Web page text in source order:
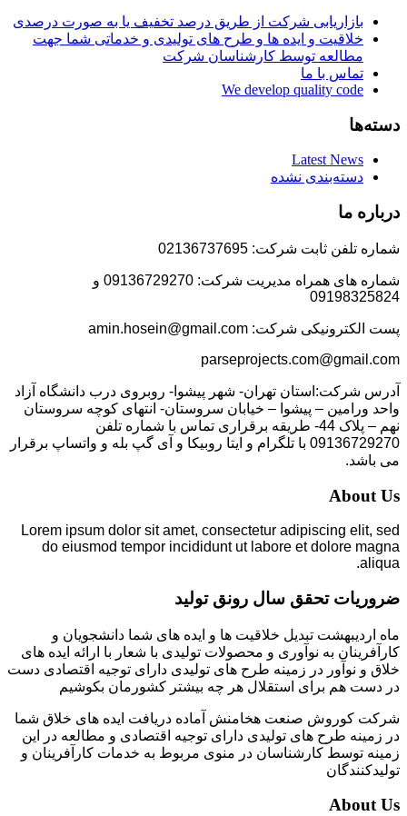
بازاریابی شرکت از طریق درصد تخفیف یا به صورت درصدی
خلاقیت و ایده ها و طرح های تولیدی و خدماتی شما جهت
مطالعه توسط کارشناسان شرکت
تماس با ما
We develop quality code
دسته‌ها
Latest News
دسته‌بندی نشده
درباره ما
شماره تلفن ثابت شرکت: 02136737695
شماره های همراه مدیریت شرکت: 09136729270 و
09198325824
پست الکترونیکی شرکت: amin.hosein@gmail.com
parseprojects.com@gmail.com
آدرس شرکت:استان تهران- شهر پیشوا- روبروی درب دانشگاه آزاد
واحد ورامین – پیشوا – خیابان سروستان- انتهای کوچه سروستان
نهم – پلاک 44- طریقه برقراری تماس با شماره تلفن
09136729270 با تلگرام و ایتا روبیکا و آی گپ بله و واتساپ برقرار
می باشد.
About Us
Lorem ipsum dolor sit amet, consectetur adipiscing elit, sed
do eiusmod tempor incididunt ut labore et dolore magna
aliqua.
ضروریات تحقق سال رونق تولید
ماه اردیبهشت تبدیل خلاقیت ها و ایده های شما دانشجویان و
کارآفرینان به نوآوری و محصولات تولیدی با شعار با ارائه ایده های
خلاق و نوآور در زمینه طرح های تولیدی دارای توجیه اقتصادی دست
در دست هم برای استقلال هر چه بیشتر کشورمان بکوشیم
شرکت کوروش صنعت هخامنش آماده دریافت ایده های خلاق شما
در زمینه طرح های تولیدی دارای توجیه اقتصادی و مطالعه در این
زمینه توسط کارشناسان در منوی مربوط به خدمات کارآفرینان و
تولیدکنندگان
About Us